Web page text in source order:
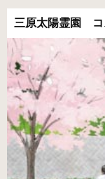
三原太陽霊園 コ